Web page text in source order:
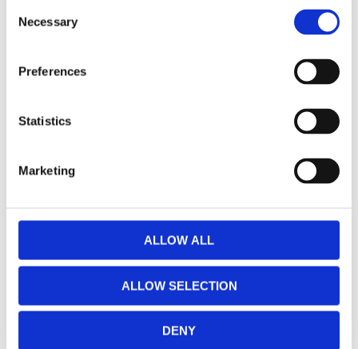
Selection
Necessary
Preferences
Statistics
Marketing
ALLOW ALL
ALLOW SELECTION
DENY
monterade på utsatta ställen.
Lamphuset är tillverkat i 4.5mm
Strömförbrukning: 5.83 Amp vid 24V DC
Vikt: 4.5kg
Färgtemperatur: 5 700 Kelvin
Ingångsspänning: 11 - 56VDC
LED Typ: Cree XP-L
IP klass: IP69K
Kontakt: Deutsch DT04-2